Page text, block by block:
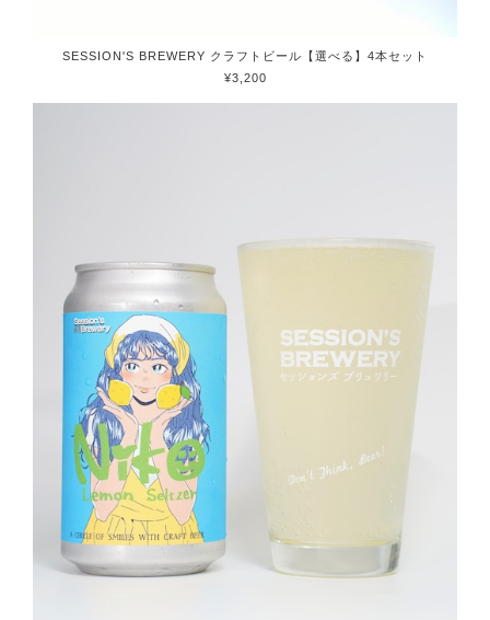
SESSION'S BREWERY クラフトビール【選べる】4本セット
¥3,200